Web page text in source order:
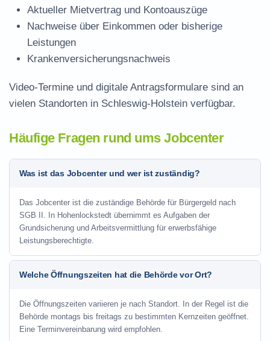
Aktueller Mietvertrag und Kontoauszüge
Nachweise über Einkommen oder bisherige
Leistungen
Krankenversicherungsnachweis
Video-Termine und digitale Antragsformulare sind an
vielen Standorten in Schleswig-Holstein verfügbar.
Häufige Fragen rund ums Jobcenter
Was ist das Jobcenter und wer ist zuständig?
Das Jobcenter ist die zuständige Behörde für Bürgergeld nach
SGB II. In Hohenlockstedt übernimmt es Aufgaben der
Grundsicherung und Arbeitsvermittlung für erwerbsfähige
Leistungsberechtigte.
Welche Öffnungszeiten hat die Behörde vor Ort?
Die Öffnungszeiten variieren je nach Standort. In der Regel ist die
Behörde montags bis freitags zu bestimmten Kernzeiten geöffnet.
Eine Terminvereinbarung wird empfohlen.